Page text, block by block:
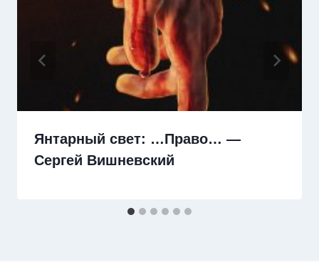
Янтарный свет: …Право… —
Сергей Вишневский